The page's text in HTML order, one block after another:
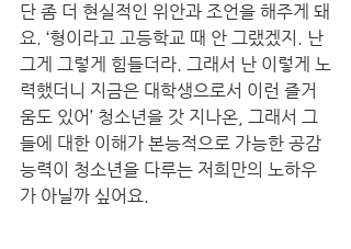
단 좀 더 현실적인 위안과 조언을 해주게 돼
요. ‘형이라고 고등학교 때 안 그랬겠지. 난
그게 그렇게 힘들더라. 그래서 난 이렇게 노
력했더니 지금은 대학생으로서 이런 즐거
움도 있어’ 청소년을 갓 지나온, 그래서 그
들에 대한 이해가 본능적으로 가능한 공감
능력이 청소년을 다루는 저희만의 노하우
가 아닐까 싶어요.